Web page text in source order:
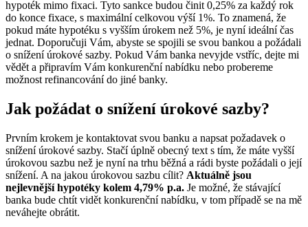
hypoték mimo fixaci. Tyto sankce budou činit 0,25% za každý rok
do konce fixace, s maximální celkovou výší 1%. To znamená, že
pokud máte hypotéku s vyšším úrokem než 5%, je nyní ideální čas
jednat. Doporučuji Vám, abyste se spojili se svou bankou a požádali
o snížení úrokové sazby. Pokud Vám banka nevyjde vstříc, dejte mi
vědět a připravím Vám konkurenční nabídku nebo probereme
možnost refinancování do jiné banky.
Jak požádat o snížení úrokové sazby?
Prvním krokem je kontaktovat svou banku a napsat požadavek o
snížení úrokové sazby. Stačí úplně obecný text s tím, že máte vyšší
úrokovou sazbu než je nyní na trhu běžná a rádi byste požádali o její
snížení. A na jakou úrokovou sazbu cílit? Aktuálně jsou
nejlevnější hypotéky kolem 4,79% p.a. Je možné, že stávající
banka bude chtít vidět konkurenční nabídku, v tom případě se na mě
neváhejte obrátit.